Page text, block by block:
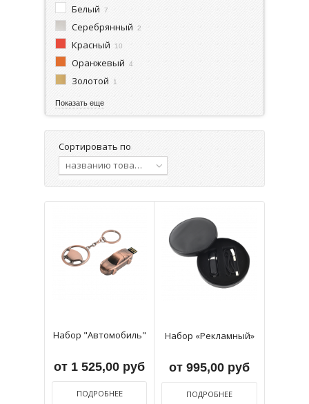
Белый 7
Серебрянный 2
Красный 10
Оранжевый 4
Золотой 1
Показать еще
Сортировать по
названию товара, от А до Я
Набор "Автомобиль"
от 1 525,00 руб
ПОДРОБНЕЕ
Набор «Рекламный»
от 995,00 руб
ПОДРОБНЕЕ